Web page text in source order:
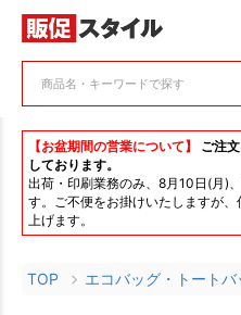
【お盆期間の営業について】
ご注
しております。
出荷・印刷業務のみ、8月10日(月)
す。ご不便をお掛けいたしますが
上げます。
TOP エコバッグ・トートバ